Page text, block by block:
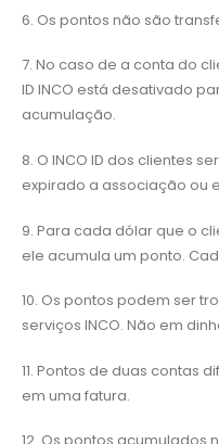
6. Os pontos não são
7. No caso de a conta do
ID INCO está desativado
acumulação.
8. O INCO ID dos clientes
expirado a associação ou
9. Para cada dólar que o
ele acumula um ponto.
10. Os pontos podem ser
serviços INCO. Não em
11. Pontos de duas contas
em uma fatura.